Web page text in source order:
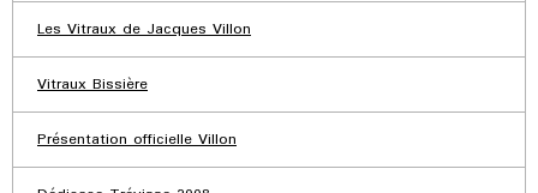
Les Vitraux de Jacques Villon
Vitraux Bissière
Présentation officielle Villon